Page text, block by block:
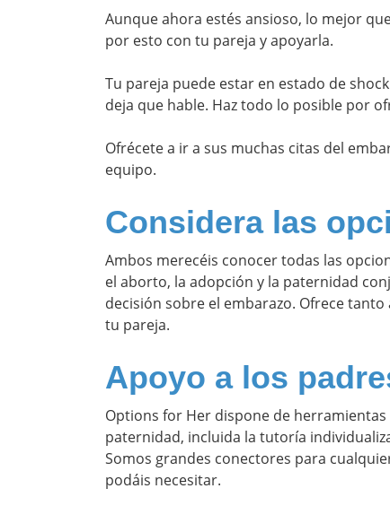
Aunque ahora estés ansioso, lo mejor
por esto con tu pareja y apoyarla.
Tu pareja puede estar en estado de
deja que hable. Haz todo lo posible por
Ofrécete a ir a sus muchas citas del
equipo.
Considera las
Ambos merecéis conocer todas las
el aborto, la adopción y la paternidad
decisión sobre el embarazo. Ofrece
tu pareja.
Apoyo a los
Options for Her dispone de
paternidad, incluida la tutoría
Somos grandes conectores para
podáis necesitar.